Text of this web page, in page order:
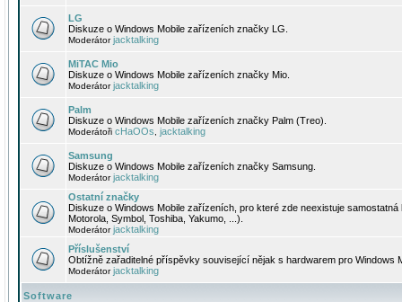
LG
Diskuze o Windows Mobile zařízeních značky LG.
Moderátorjacktalking
MiTAC Mio
Diskuze o Windows Mobile zařízeních značky Mio.
Moderátorjacktalking
Palm
Diskuze o Windows Mobile zařízeních značky Palm (Treo).
Moderátoři cHaOOs jacktalking
Samsung
Diskuze o Windows Mobile zařízeních značky Samsung.
Moderátorjacktalking
Ostatní značky
Diskuze o Windows Mobile zařízeních, pro které zde neexistuje
Motorola, Symbol, Toshiba, Yakumo, ...).
Moderátorjacktalking
Příslušenství
Obtížně zařaditelné příspěvky související nějak s hardwarem pro Windows
Moderátorjacktalking
Software